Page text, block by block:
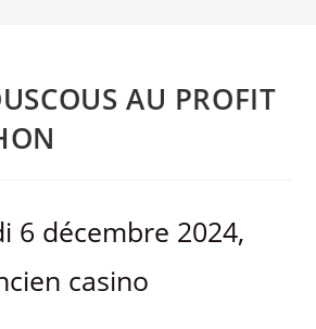
AU PROFIT
6 décembre 2024,
casino